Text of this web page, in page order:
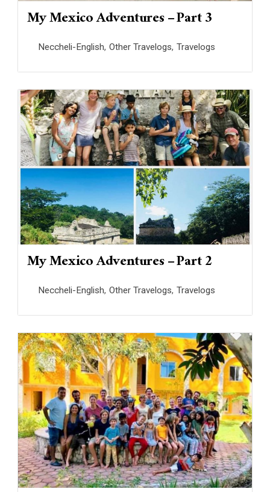
My Mexico Adventures – Part 3
Neccheli-English, Other Travelogs, Travelogs
My Mexico Adventures – Part 2
Neccheli-English, Other Travelogs, Travelogs